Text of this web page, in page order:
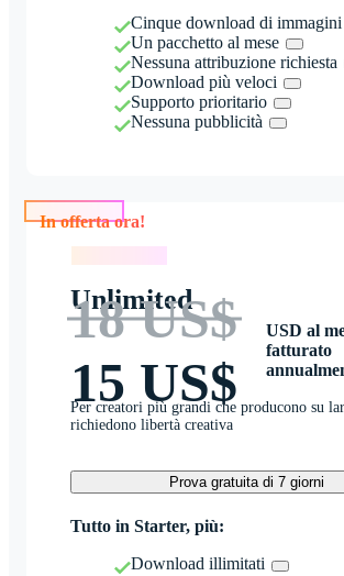
Cinque download di immagini
Un pacchetto al mese
Nessuna attribuzione richiesta
Download più veloci
Supporto prioritario
Nessuna pubblicità
Unlimited
18 US$
15 US$
USD al
fatturato
Per creatori più grandi che producono su
richiedono libertà creativa
Prova gratuita di 7 giorni
Tutto in Starter, più:
Download illimitati